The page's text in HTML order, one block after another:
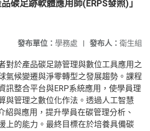
碳足跡軟體應用師(ERPS發照)」
發布人： 衛生組
發布單位： 學務處 |
對於產品碳足跡管理與數位工具應用之
氣候變遷與淨零轉型之發展趨勢。課程
訊整合平台與ERP系統應用，使學員理
與管理之數位化作法。透過人工智慧
紹與應用，提升學員在碳管理分析、
上的能力。最終目標在於培養具備碳